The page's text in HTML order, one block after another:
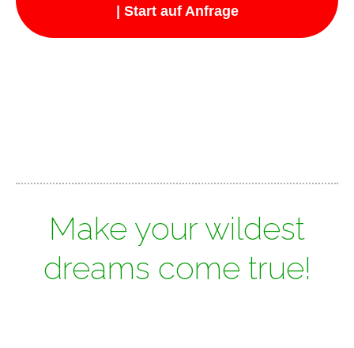
| Start auf Anfrage
Make your wildest
dreams come true!